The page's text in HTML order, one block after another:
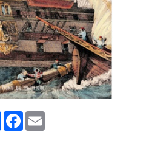
ShareFacebook
Email